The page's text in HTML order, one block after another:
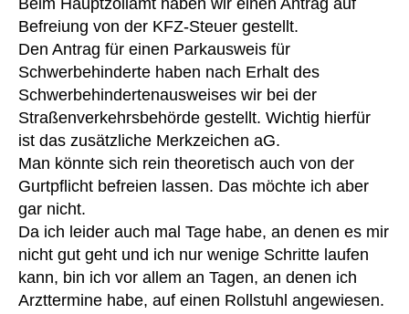
Befreiung von der KFZ-Steuer gestellt.
Den Antrag für einen Parkausweis für
Schwerbehinderte haben nach Erhalt des
Schwerbehindertenausweises wir bei der
Straßenverkehrsbehörde gestellt. Wichtig hierfür
ist das zusätzliche Merkzeichen aG.
Man könnte sich rein theoretisch auch von der
Gurtpflicht befreien lassen. Das möchte ich aber
gar nicht.
Da ich leider auch mal Tage habe, an denen es mir
nicht gut geht und ich nur wenige Schritte laufen
kann, bin ich vor allem an Tagen, an denen ich
Arzttermine habe, auf einen Rollstuhl angewiesen.
s
s
u
n
st
h
er
z,
L
A
D
,
u
er
,
kl
in
ik
,
K
o
nt
ro
ll
e,